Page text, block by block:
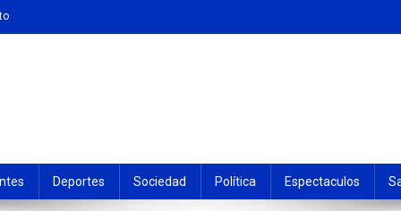
Deportes Sociedad Política Espectaculos